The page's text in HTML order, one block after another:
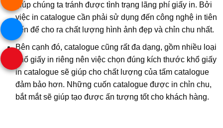
giúp chúng ta tránh được tình trạng lãng phí giấy in. Bởi
việc in catalogue cần phải sử dụng đến công nghệ in tiên
tiến để cho ra chất lượng hình ảnh đẹp và chỉn chu nhất.
Bên cạnh đó, catalogue cũng rất đa dạng, gồm nhiều loại
khổ giấy in riêng nên việc chọn đúng kích thước khổ giấy
in catalogue sẽ giúp cho chất lượng của tấm catalogue
đảm bảo hơn. Những cuốn catalogue được in chỉn chu,
bắt mắt sẽ giúp tạo được ấn tượng tốt cho khách hàng.